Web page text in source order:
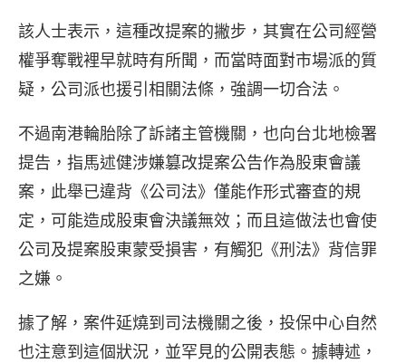
該人士表示，這種改提案的撇步，其實在公司經營
權爭奪戰裡早就時有所聞，而當時面對市場派的質
疑，公司派也援引相關法條，強調一切合法。
不過南港輪胎除了訴諸主管機關，也向台北地檢署
提告，指馬述健涉嫌篡改提案公告作為股東會議
案，此舉已違背《公司法》僅能作形式審查的規
定，可能造成股東會決議無效；而且這做法也會使
公司及提案股東蒙受損害，有觸犯《刑法》背信罪
之嫌。
據了解，案件延燒到司法機關之後，投保中心自然
也注意到這個狀況，並罕見的公開表態。據轉述，